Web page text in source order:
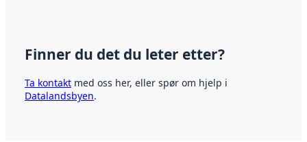
Finner du det du leter etter?
Ta kontakt med oss her, eller spør om hjelp i
Datalandsbyen.